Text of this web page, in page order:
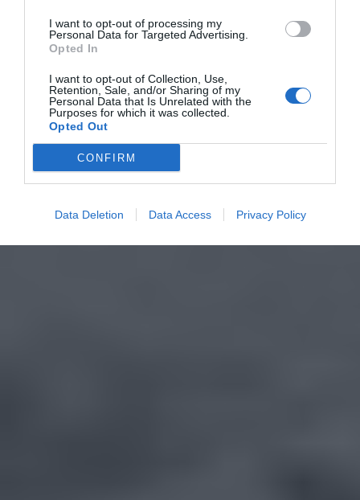
I want to opt-out of processing my
Personal Data for Targeted Advertising.
Opted In
I want to opt-out of Collection, Use,
Retention, Sale, and/or Sharing of my
Personal Data that Is Unrelated with the
Purposes for which it was collected.
Opted Out
CONFIRM
Data Deletion Data Access Privacy Policy